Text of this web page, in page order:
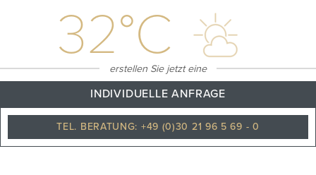
erstellen Sie jetzt eine
INDIVIDUELLE ANFRAGE
TEL. BERATUNG: +49 (0)30 21 96 5 69 - 0
32°C
Leicht bewölkt